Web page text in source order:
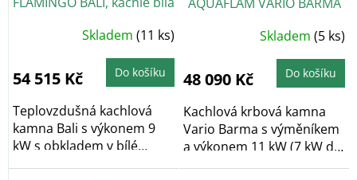
u
Skladem (11 ks)
54 515 Kč Do košíku
Teplovzdušná kachlová
kamna Bali s výkonem 9
kW s obkladem v bílé
Skladem (5 ks)
48 090 Kč Do košíku
Kachlová krbová kamna
Vario Barma s výměníkem
a výkonem 11 kW (7 kW do
vody/4 kW do...